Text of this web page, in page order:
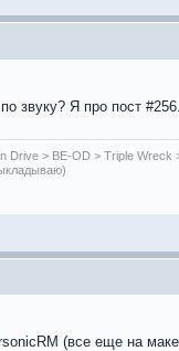
звуку? Я про пост #256.
Drive > BE-OD > Triple
(все еще на